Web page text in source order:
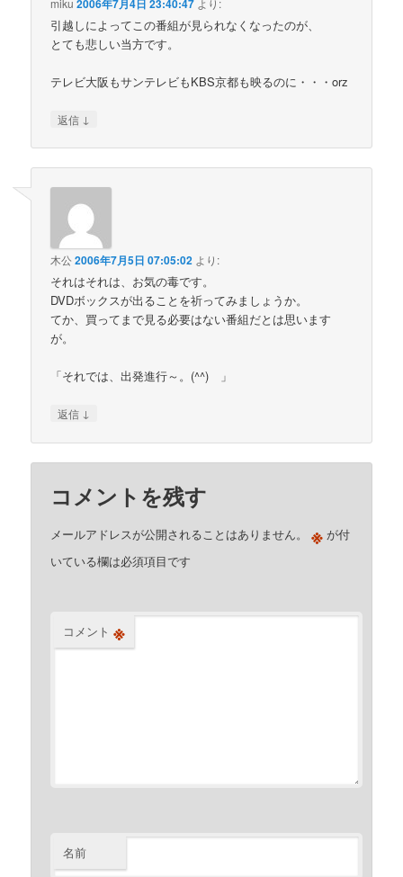
2006年7月4日 23:40:47
引越しによってこの番組が見られなくなったのが、
とても悲しい当方です。
テレビ大阪もサンテレビもKBS京都も映るのに・・・orz
返信 ↓
木公2006年7月5日 07:05:02 より:
それはそれは、お気の毒です。
DVDボックスが出ることを祈ってみましょうか。
てか、買ってまで見る必要はない番組だとは思います
が。
「それでは、出発進行～。(^^)ゝ」
返信 ↓
コメントを残す
メールアドレスが公開されることはありません。 ※ が付
いている欄は必須項目です
コメント ※
名前